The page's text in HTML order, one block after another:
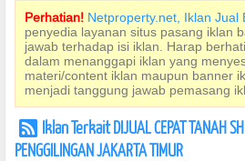
Perhatian! Netproperty.net, Iklan Jual
penyedia layanan situs pasang iklan
jawab terhadap isi iklan. Harap
dalam menanggapi iklan yang
materi/content iklan maupun banner
menjadi tanggung jawab pemasang
r Iklan Terkait DIJUAL CEPAT TANAH
PENGGILINGAN JAKARTA TIMUR